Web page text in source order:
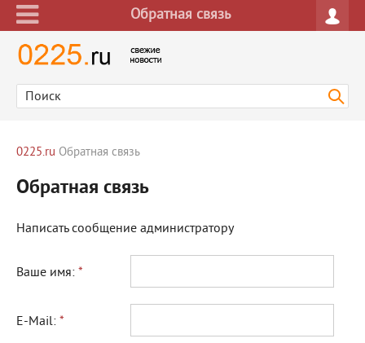
Обратная связь
0225.ru Обратная связь
Обратная связь
Написать сообщение администратору
Ваше имя: *
E-Mail: *